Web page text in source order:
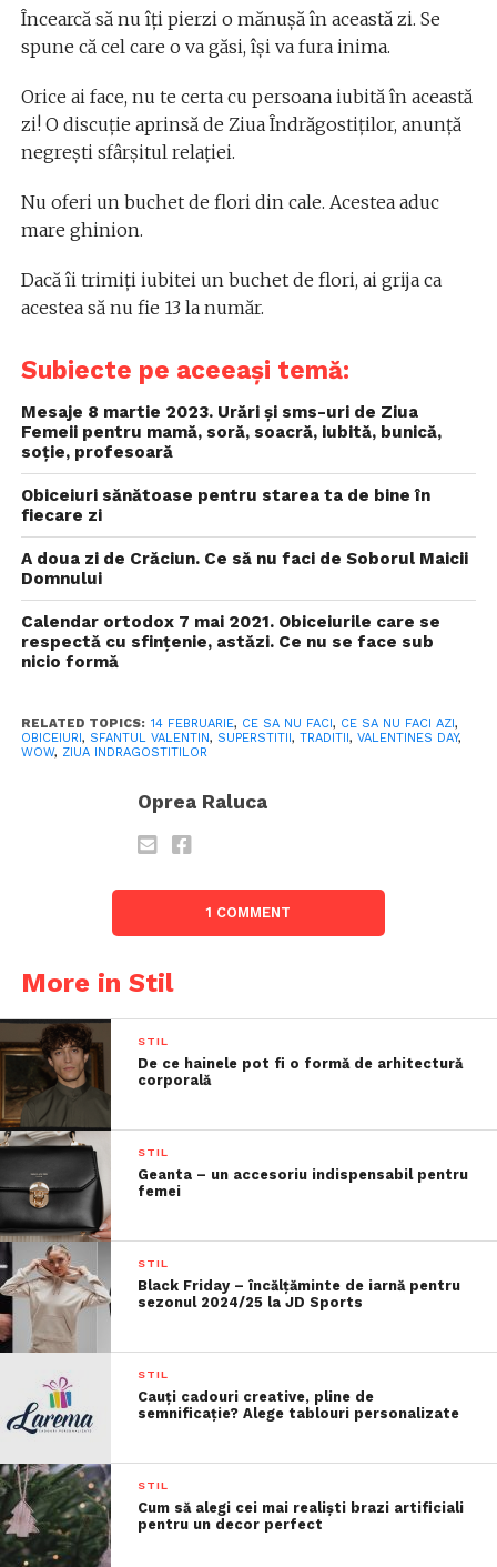
Încearcă să nu îți pierzi o mănușă în această zi. Se
spune că cel care o va găsi, își va fura inima.
Orice ai face, nu te certa cu persoana iubită în această
zi! O discuție aprinsă de Ziua Îndrăgostiților, anunță
negrești sfârșitul relației.
Nu oferi un buchet de flori din cale. Acestea aduc
mare ghinion.
Dacă îi trimiți iubitei un buchet de flori, ai grija ca
acestea să nu fie 13 la număr.
Subiecte pe aceeași temă:
Mesaje 8 martie 2023. Urări și sms-uri de Ziua
Femeii pentru mamă, soră, soacră, iubită, bunică,
soție, profesoară
Obiceiuri sănătoase pentru starea ta de bine în
fiecare zi
A doua zi de Crăciun. Ce să nu faci de Soborul Maicii
Domnului
Calendar ortodox 7 mai 2021. Obiceiurile care se
respectă cu sfințenie, astăzi. Ce nu se face sub
nicio formă
RELATED TOPICS: 14 FEBRUARIE, CE SA NU FACI, CE SA NU FACI AZI,
OBICEIURI, SFANTUL VALENTIN, SUPERSTITII, TRADITII, VALENTINES DAY,
WOW, ZIUA INDRAGOSTITILOR
Oprea Raluca
1 COMMENT
More in Stil
STIL
De ce hainele pot fi o formă de arhitectură
corporală
STIL
Geanta – un accesoriu indispensabil pentru
femei
STIL
Black Friday – încălțăminte de iarnă pentru
sezonul 2024/25 la JD Sports
STIL
Cauți cadouri creative, pline de
semnificație? Alege tablouri personalizate
STIL
Cum să alegi cei mai realiști brazi artificiali
pentru un decor perfect